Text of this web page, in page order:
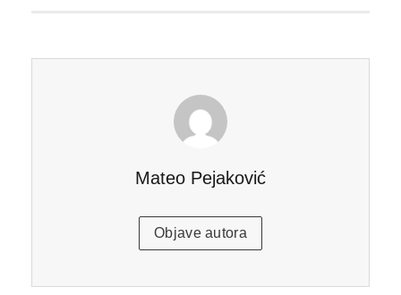
Mateo Pejaković
Objave autora